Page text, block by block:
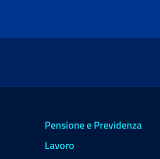
Pensione e Previdenza
Lavoro